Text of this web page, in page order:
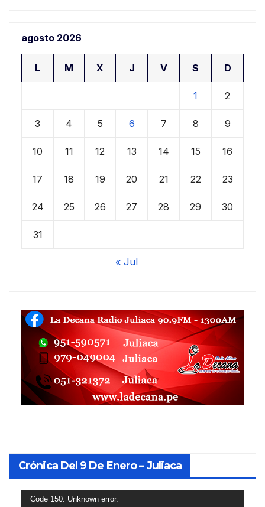
agosto 2026
L M X J V S D
1 2
3 4 5 6 7 8 9
10 11 12 13 14 15 16
17 18 19 20 21 22 23
24 25 26 27 28 29 30
31
« Jul
Crónica Del 9 De Enero – Juliaca
Reproductor
Code 150: Unknown error.